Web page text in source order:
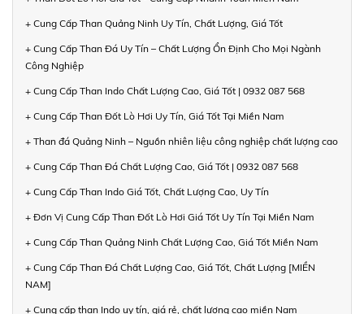
+ Cung Cấp Than Quảng Ninh Uy Tín, Chất Lượng, Giá Tốt
+ Cung Cấp Than Đá Uy Tín – Chất Lượng Ổn Định Cho Mọi Ngành
Công Nghiệp
+ Cung Cấp Than Indo Chất Lượng Cao, Giá Tốt | 0932 087 568
+ Cung Cấp Than Đốt Lò Hơi Uy Tín, Giá Tốt Tại Miền Nam
+ Than đá Quảng Ninh – Nguồn nhiên liệu công nghiệp chất lượng cao
+ Cung Cấp Than Đá Chất Lượng Cao, Giá Tốt | 0932 087 568
+ Cung Cấp Than Indo Giá Tốt, Chất Lượng Cao, Uy Tín
+ Đơn Vị Cung Cấp Than Đốt Lò Hơi Giá Tốt Uy Tín Tại Miền Nam
+ Cung Cấp Than Quảng Ninh Chất Lượng Cao, Giá Tốt Miền Nam
+ Cung Cấp Than Đá Chất Lượng Cao, Giá Tốt, Chất Lượng [MIỀN
NAM]
+ Cung cấp than Indo uy tín, giá rẻ, chất lượng cao miền Nam